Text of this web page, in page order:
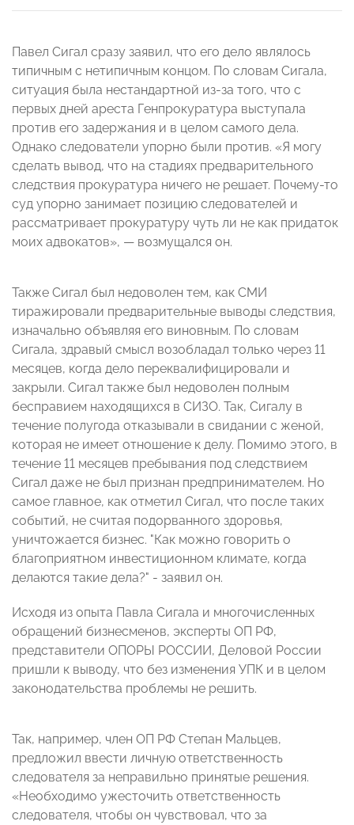
Павел Сигал сразу заявил, что его дело являлось
типичным с нетипичным концом. По словам Сигала,
ситуация была нестандартной из-за того, что с
первых дней ареста Генпрокуратура выступала
против его задержания и в целом самого дела.
Однако следователи упорно были против. «Я могу
сделать вывод, что на стадиях предварительного
следствия прокуратура ничего не решает. Почему-то
суд упорно занимает позицию следователей и
рассматривает прокуратуру чуть ли не как придаток
моих адвокатов», — возмущался он.
Также Сигал был недоволен тем, как СМИ
тиражировали предварительные выводы следствия,
изначально объявляя его виновным. По словам
Сигала, здравый смысл возобладал только через 11
месяцев, когда дело переквалифицировали и
закрыли. Сигал также был недоволен полным
бесправием находящихся в СИЗО. Так, Сигалу в
течение полугода отказывали в свидании с женой,
которая не имеет отношение к делу. Помимо этого, в
течение 11 месяцев пребывания под следствием
Сигал даже не был признан предпринимателем. Но
самое главное, как отметил Сигал, что после таких
событий, не считая подорванного здоровья,
уничтожается бизнес. "Как можно говорить о
благоприятном инвестиционном климате, когда
делаются такие дела?" - заявил он.
Исходя из опыта Павла Сигала и многочисленных
обращений бизнесменов, эксперты ОП РФ,
представители ОПОРЫ РОССИИ, Деловой России
пришли к выводу, что без изменения УПК и в целом
законодательства проблемы не решить.
Так, например, член ОП РФ Степан Мальцев,
предложил ввести личную ответственность
следователя за неправильно принятые решения.
«Необходимо ужесточить ответственность
следователя, чтобы он чувствовал, что за